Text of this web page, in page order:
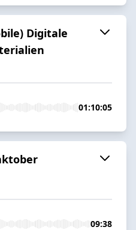
Digitale
01:10:05
09:38